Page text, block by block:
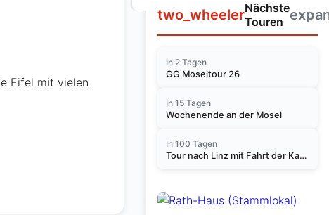
Eifel mit vielen
two_wheelerNächste
Touren
In 2 Tagen
GG Moseltour 26
In 15 Tagen
Wochenende an der Mosel
In 100 Tagen
Tour nach Linz mit Fahrt der Kasbachtalbahn am 14.11.2026